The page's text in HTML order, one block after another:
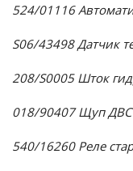
524/01116
S06/43498 Датчик
208/S0005 Шток
018/90407 Щуп ДВС
540/16260 Реле